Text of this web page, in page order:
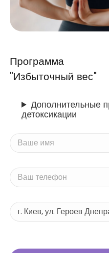
Программа
"Избыточный вес"
Дополнительные
детоксикации